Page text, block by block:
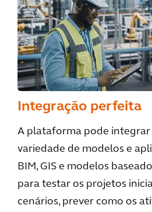
Integração perfeita
A plataforma pode integrar
variedade de modelos e
BIM, GIS e modelos
para testar os projetos
cenários, prever como os